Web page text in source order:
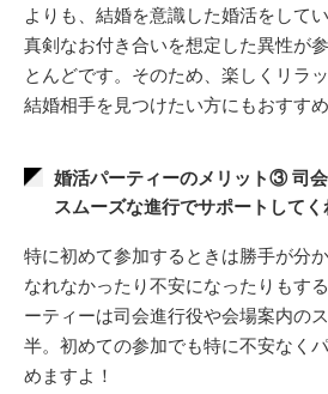
よりも、結婚を意識した婚活をして
真剣なお付き合いを想定した異性が
とんどです。そのため、楽しくリラ
結婚相手を見つけたい方にもおすすめ
婚活パーティーのメリット③ 司
スムーズな進行でサポートしてく
特に初めて参加するときは勝手が分
なれなかったり不安になったりもす
ーティーは司会進行役や会場案内の
半。初めての参加でも特に不安なく
めますよ！